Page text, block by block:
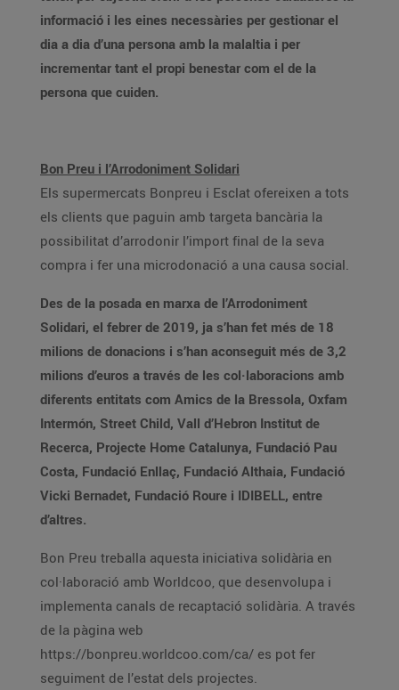
informació i les eines necessàries per gestionar el
dia a dia d’una persona amb la malaltia i per
incrementar tant el propi benestar com el de la
persona que cuiden.
Bon Preu i l’Arrodoniment Solidari
Els supermercats Bonpreu i Esclat ofereixen a tots
els clients que paguin amb targeta bancària la
possibilitat d’arrodonir l’import final de la seva
compra i fer una microdonació a una causa social.
Des de la posada en marxa de l’Arrodoniment
Solidari, el febrer de 2019, ja s’han fet més de 18
milions de donacions i s’han aconseguit més de 3,2
milions d’euros a través de les col·laboracions amb
diferents entitats com Amics de la Bressola, Oxfam
Intermón, Street Child, Vall d’Hebron Institut de
Recerca, Projecte Home Catalunya, Fundació Pau
Costa, Fundació Enllaç, Fundació Althaia, Fundació
Vicki Bernadet, Fundació Roure i IDIBELL, entre
d’altres.
Bon Preu treballa aquesta iniciativa solidària en
col·laboració amb Worldcoo, que desenvolupa i
implementa canals de recaptació solidària. A través
de la pàgina web
https://bonpreu.worldcoo.com/ca/ es pot fer
seguiment de l’estat dels projectes.